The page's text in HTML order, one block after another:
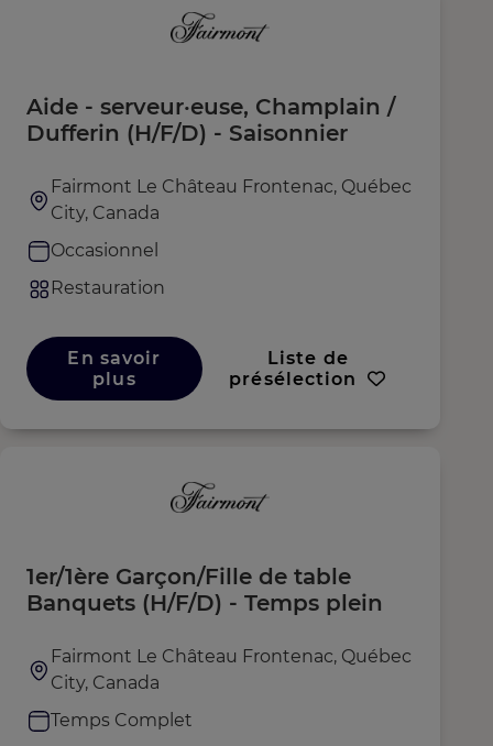
Aide - serveur·euse, Champlain /
Dufferin (H/F/D) - Saisonnier
Fairmont Le Château Frontenac, Québec
City, Canada
Occasionnel
Restauration
En savoir
plus
Liste de
présélection
1er/1ère Garçon/Fille de table
Banquets (H/F/D) - Temps plein
Fairmont Le Château Frontenac, Québec
City, Canada
Temps Complet